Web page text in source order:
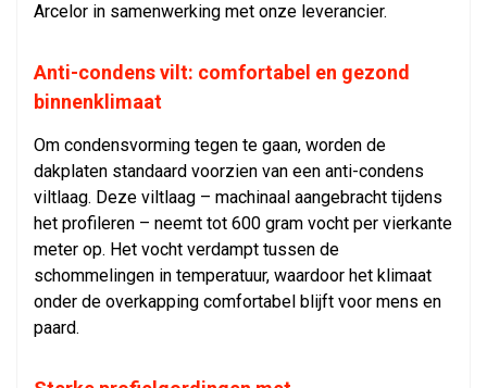
Arcelor in samenwerking met onze leverancier.
Anti-condens vilt: comfortabel en gezond
binnenklimaat
Om condensvorming tegen te gaan, worden de
dakplaten standaard voorzien van een anti-condens
viltlaag. Deze viltlaag – machinaal aangebracht tijdens
het profileren – neemt tot 600 gram vocht per vierkante
meter op. Het vocht verdampt tussen de
schommelingen in temperatuur, waardoor het klimaat
onder de overkapping comfortabel blijft voor mens en
paard.